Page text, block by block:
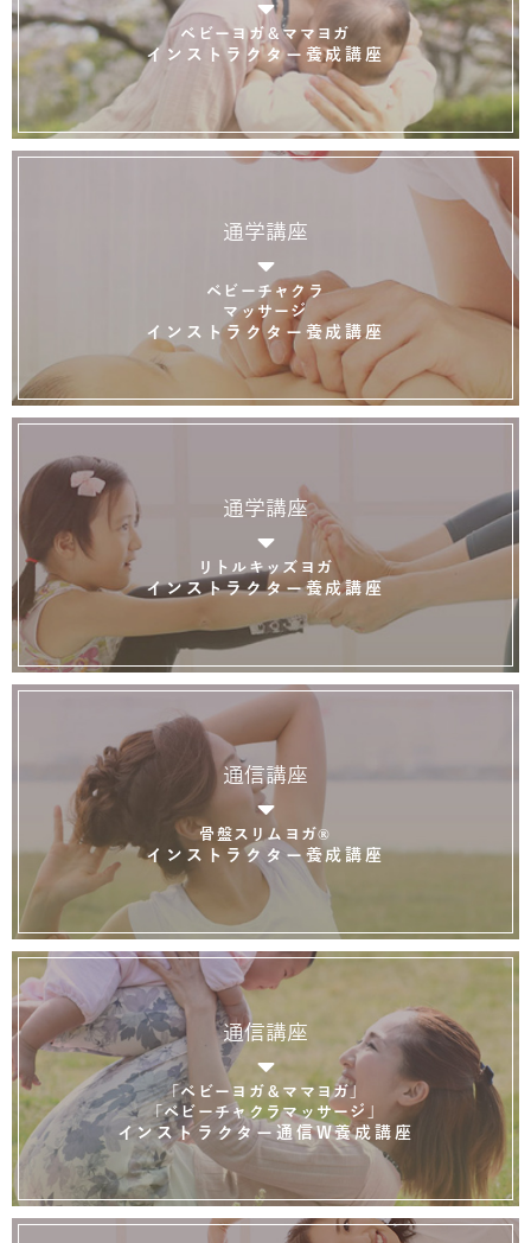
ベビーヨガ＆ママヨガ
インストラクター養成講座
通学講座
ベビーチャクラ
マッサージ
インストラクター養成講座
通学講座
リトルキッズヨガ
インストラクター養成講座
通信講座
骨盤スリムヨガ®
インストラクター養成講座
通信講座
「ベビーヨガ＆ママヨガ」
「ベビーチャクラマッサージ」
インストラクター通信W養成講座